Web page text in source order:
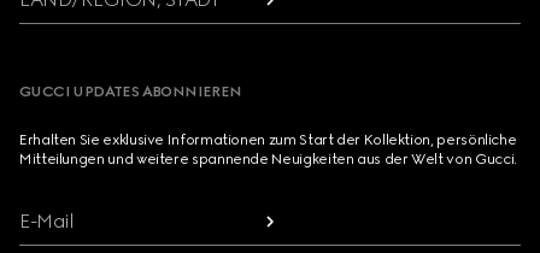
GUCCI UPDATES ABONNIEREN
Erhalten Sie exklusive Informationen zum Start der Kollektion, persönliche
Mitteilungen und weitere spannende Neuigkeiten aus der Welt von Gucci.
E-Mail